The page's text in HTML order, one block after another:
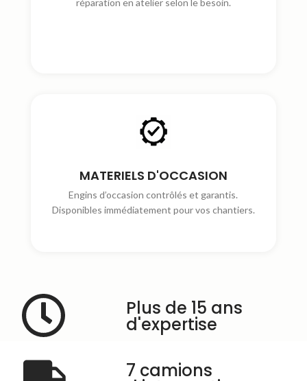
MATERIELS D'OCCASION
Engins d’occasion contrôlés et garantis.
Disponibles immédiatement pour vos chantiers.
Plus de 15 ans
d'expertise
7 camions